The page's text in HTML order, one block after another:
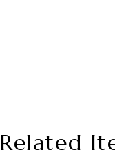
Related